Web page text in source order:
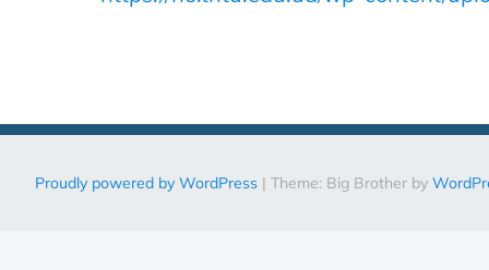
Proudly powered by WordPress | Theme: Big Brother by